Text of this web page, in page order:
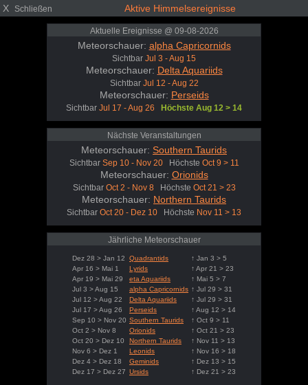
X Schließen Aktive Himmelsereignisse
Aktuelle Ereignisse @ 09-08-2026
Meteorschauer: alpha Capricornids
Sichtbar Jul 3 - Aug 15
Meteorschauer: Delta Aquariids
Sichtbar Jul 12 - Aug 22
Meteorschauer: Perseids
Sichtbar Jul 17 - Aug 26 Höchste Aug 12 > 14
Nächste Veranstaltungen
Meteorschauer: Southern Taurids
Sichtbar Sep 10 - Nov 20Höchste Oct 9 > 11
Meteorschauer: Orionids
Sichtbar Oct 2 - Nov 8Höchste Oct 21 > 23
Meteorschauer: Northern Taurids
Sichtbar Oct 20 - Dez 10 Höchste Nov 11 > 13
Jährliche Meteorschauer
Dez 28 > Jan 12 Quadrantids
↑ Jan 3 > 5
Apr 16 > Mai 1
Lyrids
↑ Apr 21 > 23
Apr 19 > Mai 29
eta Aquariids
↑ Mai 5 > 7
Jul 3 > Aug 15
alpha Capricornids ↑ Jul 29 > 31
Jul 12 > Aug 22
Delta Aquariids
↑ Jul 29 > 31
Jul 17 > Aug 26
Perseids
↑ Aug 12 > 14
Sep 10 > Nov 20 Southern Taurids
↑ Oct 9 > 11
Oct 2 > Nov 8
Orionids
↑ Oct 21 > 23
Oct 20 > Dez 10
Northern Taurids
↑ Nov 11 > 13
Nov 6 > Dez 1
Leonids
↑ Nov 16 > 18
Dez 4 > Dez 18
Geminids
↑ Dez 13 > 15
Dez 17 > Dez 27 Ursids ↑ Dez 21 > 23